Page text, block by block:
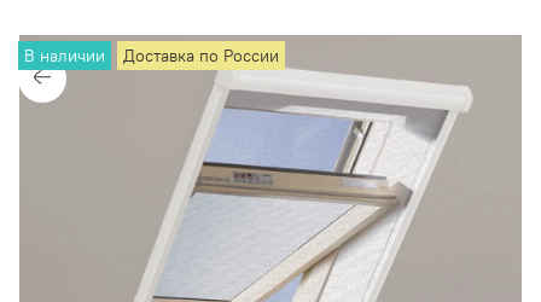
В наличии Доставка по России